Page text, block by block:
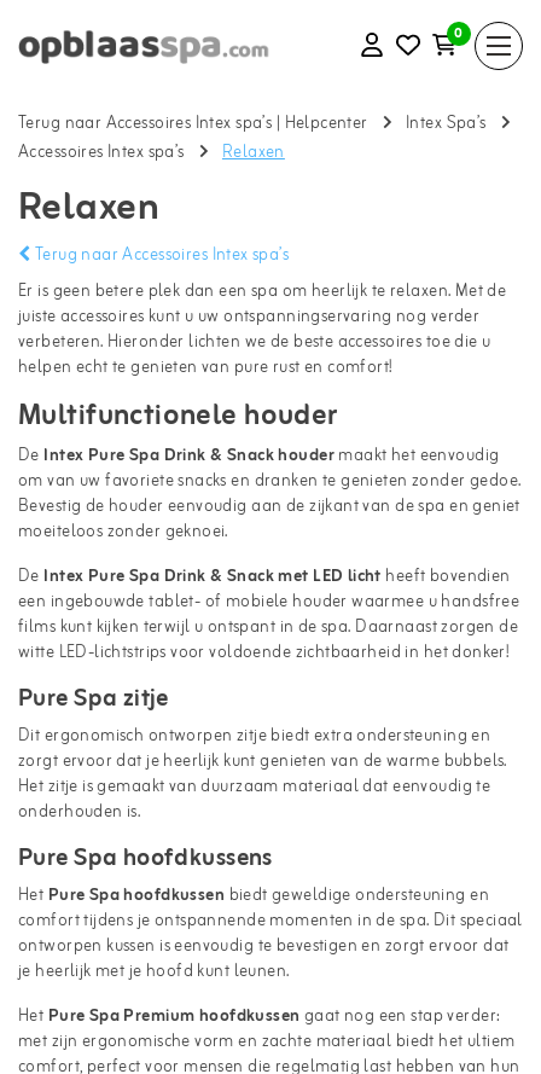
0
Terug naar Accessoires Intex spa’s | Helpcenter
Intex Spa’s
Accessoires Intex spa’s
Relaxen
Relaxen
Terug naar Accessoires Intex spa’s
Er is geen betere plek dan een spa om heerlijk te relaxen. Met de
juiste accessoires kunt u uw ontspanningservaring nog verder
verbeteren. Hieronder lichten we de beste accessoires toe die u
helpen echt te genieten van pure rust en comfort!
Multifunctionele houder
De Intex Pure Spa Drink & Snack houdermaakt het eenvoudig
om van uw favoriete snacks en dranken te genieten zonder gedoe.
Bevestig de houder eenvoudig aan de zijkant van de spa en geniet
moeiteloos zonder geknoei.
De Intex Pure Spa Drink & Snack met LED licht heeft bovendien
een ingebouwde tablet- of mobiele houder waarmee u handsfree
films kunt kijken terwijl u ontspant in de spa. Daarnaast zorgen de
witte LED-lichtstrips voor voldoende zichtbaarheid in het donker!
Pure Spa zitje
Dit ergonomisch ontworpen zitje biedt extra ondersteuning en
zorgt ervoor dat je heerlijk kunt genieten van de warme bubbels.
Het zitje is gemaakt van duurzaam materiaal dat eenvoudig te
onderhouden is.
Pure Spa hoofdkussens
Het Pure Spa hoofdkussen biedt geweldige ondersteuning en
comfort tijdens je ontspannende momenten in de spa. Dit speciaal
ontworpen kussen is eenvoudig te bevestigen en zorgt ervoor dat
je heerlijk met je hoofd kunt leunen.
Het Pure Spa Premium hoofdkussen gaat nog een stap verder:
met zijn ergonomische vorm en zachte materiaal biedt het ultiem
comfort, perfect voor mensen die regelmatig last hebben van hun